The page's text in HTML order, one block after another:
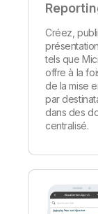
Créez,
tels que
offre à la
de la mise
par
dans des
centralisé.